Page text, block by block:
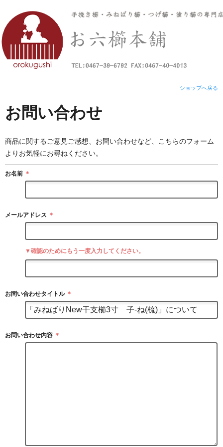
ショップへ戻る
お問い合わせ
商品に関するご意見ご感想、お問い合わせなど、こちらのフォーム
よりお気軽にお尋ねください。
お名前 ＊
メールアドレス ＊
▼確認のためにもう一度入力してください。
お問い合わせタイトル ＊
お問い合わせ内容 ＊